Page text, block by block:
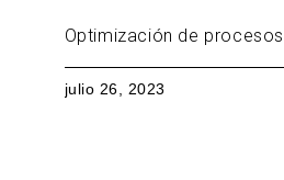
Optimización de procesos
julio 26, 2023